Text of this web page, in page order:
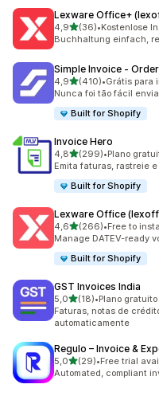
Lexware Office+
4,9de 5 estrelas
(36)
36 avaliações ao todo
•Kostenlose
Buchhaltung einfach,
Simple Invoice ‑
4,9de 5 estrelas
(410)
410 avaliações ao todo
•Grátis para
Nunca foi tão fácil
Built for Shopify
Invoice Hero
4,8de 5 estrelas
(299)
299 avaliações ao todo
•Plano
Emita faturas, rastreie
Built for Shopify
Lexware Office
4,6de 5 estrelas
(266)
266 avaliações ao todo
•Free to
Manage DATEV-ready
Built for Shopify
GST Invoices India
5,0de 5 estrelas
(18)
18 avaliações ao todo
•Plano
Faturas, notas de
automaticamente
Regulo – Invoice &
5,0de 5 estrelas
(29)
29 avaliações ao todo
•Free trial
Automated, compliant